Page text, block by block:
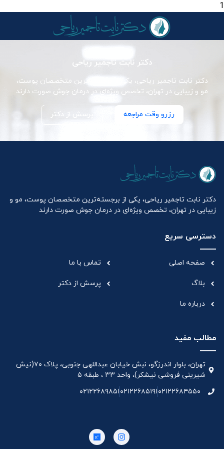
1
دکتر نابت تاجمیر ریاحی
دکتر نابت تاجمیر ریاحی، یکی از برجسته‌ترین متخصصان پوست،
مو و زیبایی در تهران، تخصص ویژه‌ای در درمان جوش صورت دارند
رزرو وقت مراجعه پرسش از دکتر
دکتر نابت تاجمیر ریاحی، یکی از برجسته‌ترین متخصصان پوست، مو و
زیبایی در تهران، تخصص ویژه‌ای در درمان جوش صورت دارند
دسترسی سریع
صفحه اصلی
بلاگ
درباره ما
تماس با ما
پرسش از دکتر
مطالب مفید
تهران، بلوار اندرزگو، نبش خیابان عبداللهی جنوبی، پلاک ۷۰(نیش
شیرینی فروشی نیشکر)، واحد ۳۳ ، طبقه ۵
۰۲۱۲۲۶۸۴۵۵۰۰۲۱۲۲۶۸۵۱۹۱۰۲۱۲۲۶۸۹۸۵۱